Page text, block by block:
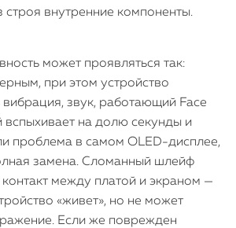
строя внутренние компоненты.
может проявляться так:
при этом устройство
вибрация, звук, работающий Face
вспыхивает на долю секунды и
проблема в самом OLED-дисплее,
замена. Сломанный шлейф
между платой и экраном —
«живет», но не может
Если же поврежден